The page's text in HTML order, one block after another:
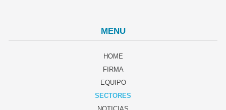
MENU
HOME
FIRMA
EQUIPO
SECTORES